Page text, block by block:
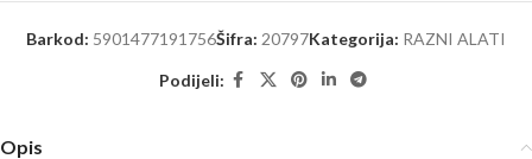
Barkod: 5901477191756Šifra: 20797Kategorija: RAZNI ALATI
Podijeli:
Opis